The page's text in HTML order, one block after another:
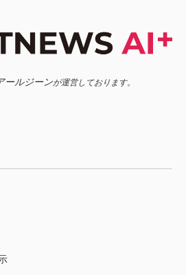
ールジーンが運営しております。